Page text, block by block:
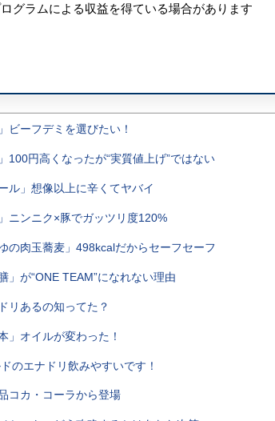
グラムによる収益を得ている場合があります
ビーフデミを選びたい！
100円高くなったが“実質値上げ”ではない
ル」想像以上に辛くてヤバイ
ニンニク×豚でガッツリ度120%
の肉玉蕎麦」498kcalだからセーフセーフ
」が“ONE TEAM”になれない理由
リあるの知ってた？
」オイルが変わった！
のエナドリ飲みやすいです！
コカ・コーラから登場